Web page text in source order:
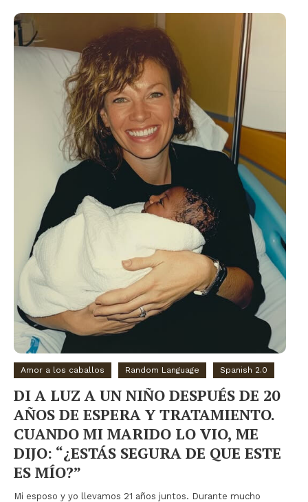
Amor a los caballos Random Language Spanish 2.0
DI A LUZ A UN NIÑO DESPUÉS DE 20
AÑOS DE ESPERA Y TRATAMIENTO.
CUANDO MI MARIDO LO VIO, ME
DIJO: “¿ESTÁS SEGURA DE QUE ESTE
ES MÍO?”
Mi esposo y yo llevamos 21 años juntos. Durante mucho